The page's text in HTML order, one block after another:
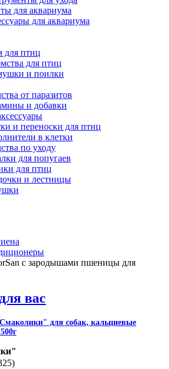
для аквариума
для аквариума
для птиц
для птиц
и поилки
от паразитов
и добавки
и переноски для птиц
в клетки
по уходу
для попугаев
для птиц
и лестницы
с зародышами пшеницы для
вас
для собак, кальциевые